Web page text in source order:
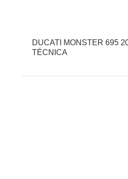
DUCATI MONSTER 695
TÉCNICA